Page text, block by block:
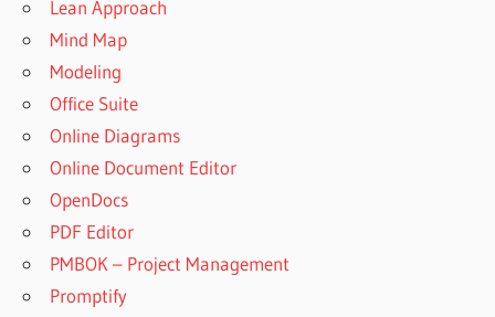
Lean Approach
Mind Map
Modeling
Office Suite
Online Diagrams
Online Document Editor
OpenDocs
PDF Editor
PMBOK – Project Management
Promptify